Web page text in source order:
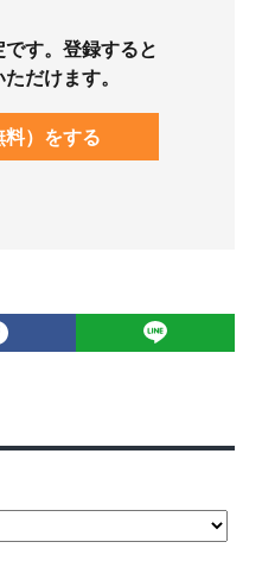
す。登録すると
だけます。
）をする